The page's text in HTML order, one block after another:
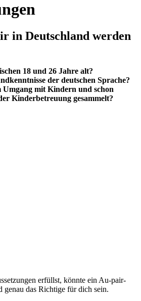
in Deutschland werden
18 und 26 Jahre alt?
der deutschen Sprache?
Umgang mit Kindern und schon
Kinderbetreuung gesammelt?
erfüllst, könnte ein Au-pair-
genau das Richtige für dich sein.